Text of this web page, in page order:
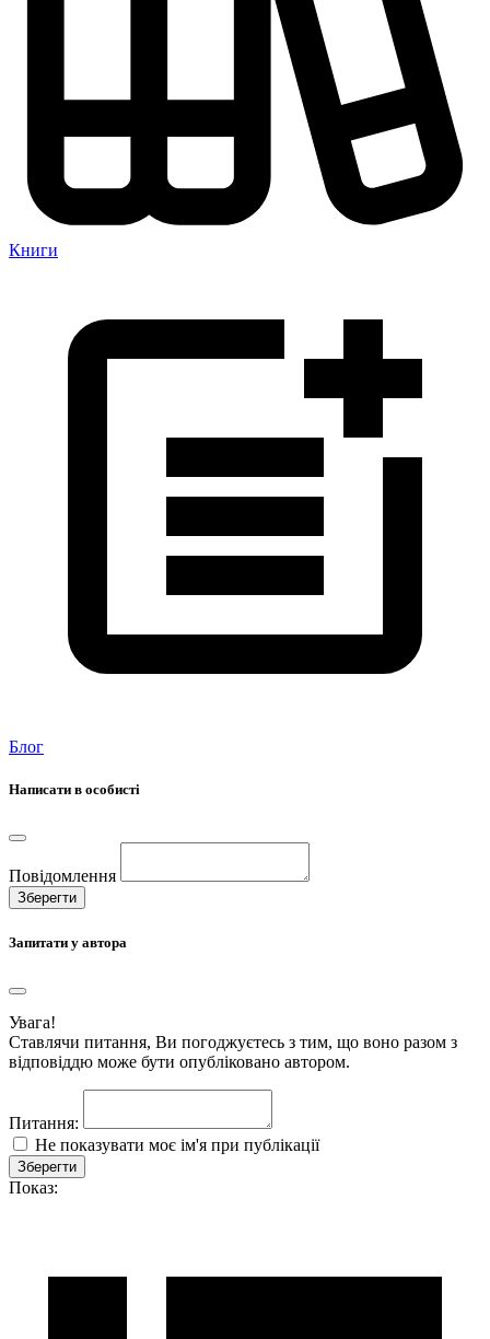
Книги
Блог
Написати в особисті
Повідомлення
Зберегти
Запитати у автора
Увага!
Ставлячи питання, Ви погоджуєтесь з тим, що воно разом з
відповіддю може бути опубліковано автором.
Питання:
Не показувати моє ім'я при публікації
Зберегти
Показ: